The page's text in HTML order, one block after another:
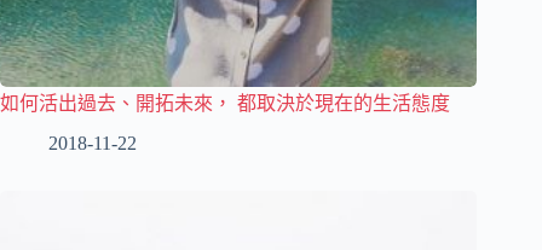
如何活出過去、開拓未來， 都取決於現在的生活態度
2018-11-22